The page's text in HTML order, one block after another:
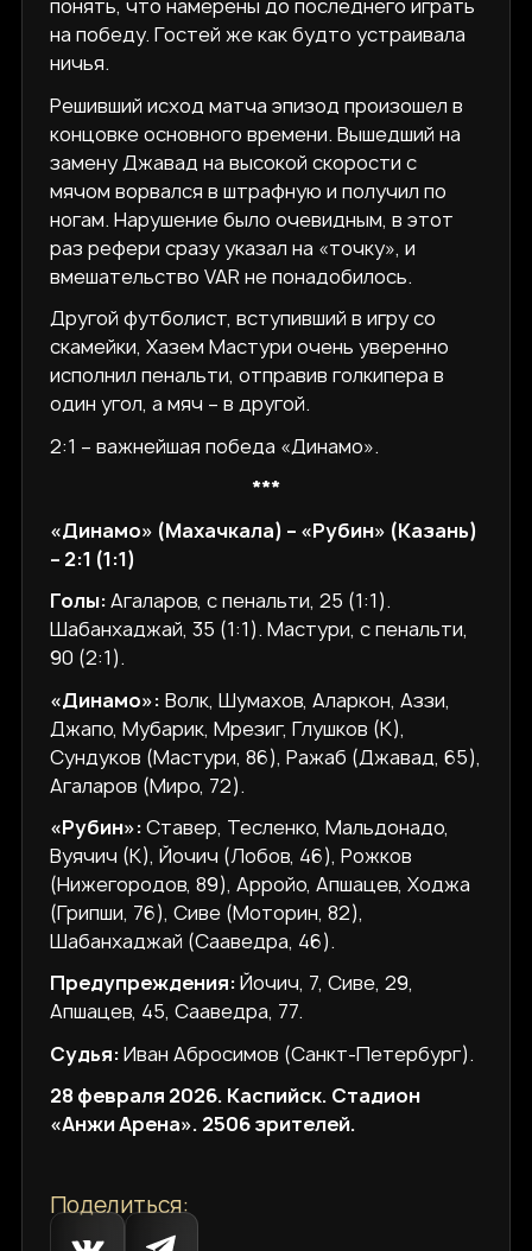
понять, что намерены до последнего играть
на победу. Гостей же как будто устраивала
ничья.
Решивший исход матча эпизод произошел в
концовке основного времени. Вышедший на
замену Джавад на высокой скорости с
мячом ворвался в штрафную и получил по
ногам. Нарушение было очевидным, в этот
раз рефери сразу указал на «точку», и
вмешательство VAR не понадобилось.
Другой футболист, вступивший в игру со
скамейки, Хазем Мастури очень уверенно
исполнил пенальти, отправив голкипера в
один угол, а мяч – в другой.
2:1 – важнейшая победа «Динамо».
***
«Динамо» (Махачкала) – «Рубин» (Казань)
– 2:1 (1:1)
Голы:Агаларов, с пенальти, 25 (1:1).
Шабанхаджай, 35 (1:1). Мастури, с пенальти,
90 (2:1).
«Динамо»: Волк, Шумахов, Аларкон, Аззи,
Джапо, Мубарик, Мрезиг, Глушков (К),
Сундуков (Мастури, 86), Ражаб (Джавад, 65),
Агаларов (Миро, 72).
«Рубин»:Ставер, Тесленко, Мальдонадо,
Вуячич (К), Йочич (Лобов, 46), Рожков
(Нижегородов, 89), Арройо, Апшацев, Ходжа
(Грипши, 76), Сиве (Моторин, 82),
Шабанхаджай (Сааведра, 46).
Предупреждения:Йочич, 7, Сиве, 29,
Апшацев, 45, Сааведра, 77.
Судья:Иван Абросимов (Санкт-Петербург).
28 февраля 2026. Каспийск. Стадион
«Анжи Арена». 2506 зрителей.
Поделиться: